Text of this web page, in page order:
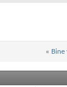
« Bine